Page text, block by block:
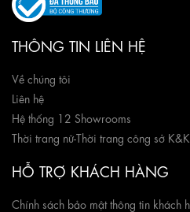
THÔNG TIN LIÊN HỆ
Về chúng tôi
Liên hệ
Hệ thống 12 Showrooms
Thời trang nữ-Thời trang công sở
HỖ TRỢ KHÁCH HÀNG
Chính sách bảo mật thông tin khách